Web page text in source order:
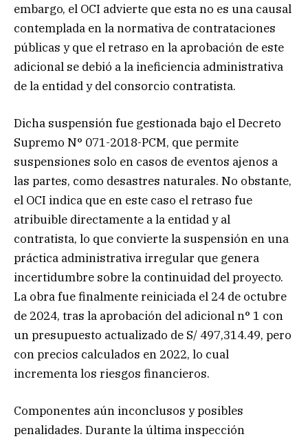
embargo, el OCI advierte que esta no es una causal
contemplada en la normativa de contrataciones
públicas y que el retraso en la aprobación de este
adicional se debió a la ineficiencia administrativa
de la entidad y del consorcio contratista.
Dicha suspensión fue gestionada bajo el Decreto
Supremo N° 071-2018-PCM, que permite
suspensiones solo en casos de eventos ajenos a
las partes, como desastres naturales. No obstante,
el OCI indica que en este caso el retraso fue
atribuible directamente a la entidad y al
contratista, lo que convierte la suspensión en una
práctica administrativa irregular que genera
incertidumbre sobre la continuidad del proyecto.
La obra fue finalmente reiniciada el 24 de octubre
de 2024, tras la aprobación del adicional n° 1 con
un presupuesto actualizado de S/ 497,314.49, pero
con precios calculados en 2022, lo cual
incrementa los riesgos financieros.
Componentes aún inconclusos y posibles
penalidades. Durante la última inspección